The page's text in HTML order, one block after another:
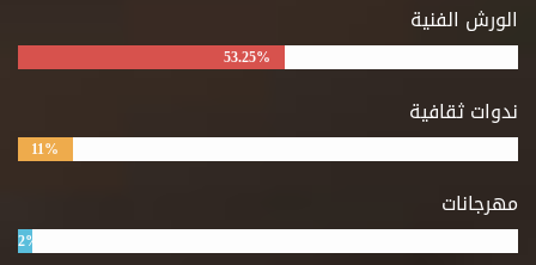
الورش الفنية
53.25%
ندوات ثقافية
11%
مهرجانات
2%